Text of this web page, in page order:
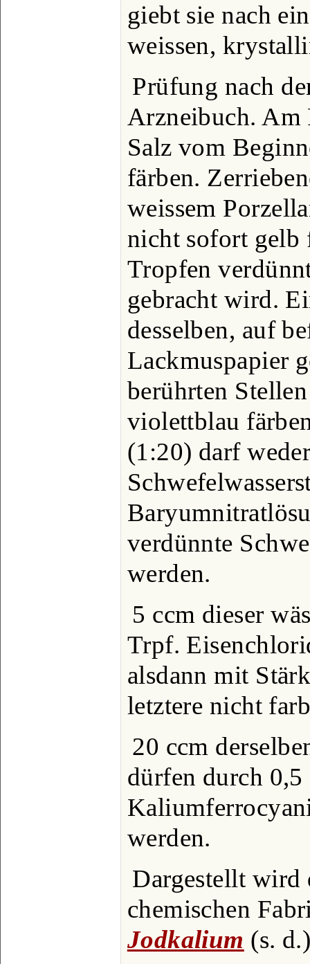
giebt sie nach
weissen,
Prüfung nach
Arzneibuch. Am
Salz vom
färben.
weissem
nicht sofort gelb
Tropfen
gebracht wird.
desselben, auf
Lackmuspapier
berührten
violettblau
(1:20) darf
verdünnte
werden.
5 ccm dieser
Trpf.
alsdann mit
letztere nicht
20 ccm
dürfen durch 0,5
werden.
Dargestellt wird
chemischen
Jodkalium (s.